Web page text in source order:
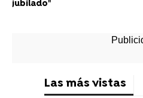
jubilado"
Las más vistas